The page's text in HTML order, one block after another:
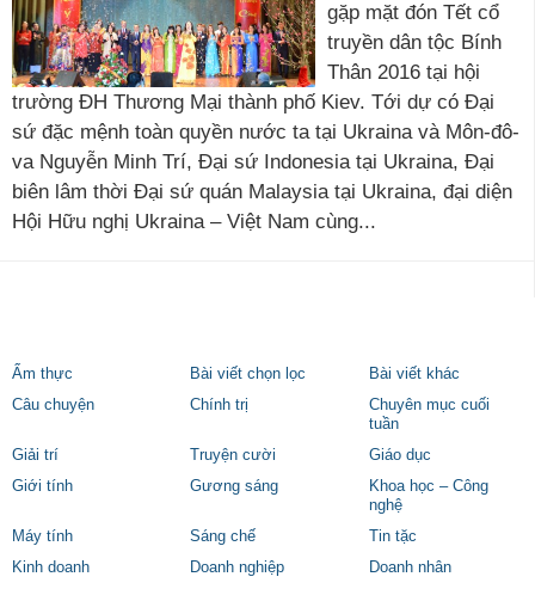
gặp mặt đón Tết cổ
truyền dân tộc Bính
Thân 2016 tại hội
trường ĐH Thương Mại thành phố Kiev. Tới dự có Đại
sứ đặc mệnh toàn quyền nước ta tại Ukraina và Môn-đô-
va Nguyễn Minh Trí, Đại sứ Indonesia tại Ukraina, Đại
biên lâm thời Đại sứ quán Malaysia tại Ukraina, đại diện
Hội Hữu nghị Ukraina – Việt Nam cùng...
Ẩm thực Bài viết chọn lọc
Bài viết khác
Câu chuyện
Chính trị
Chuyên mục cuối
tuần
Giải trí
Truyện cười
Giáo dục
Giới tính
Gương sáng
Khoa học – Công
nghệ
Máy tính
Sáng chế
Tin tặc
Kinh doanh
Doanh nghiệp
Doanh nhân